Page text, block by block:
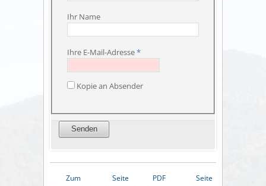
Ihr Name
Ihre E-Mail-Adresse*
Kopie an Absender
Zum
Seite
PDF
Seite